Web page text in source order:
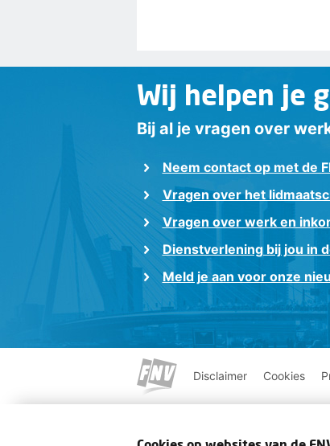
Wij helpen je
Bij al je vragen over
Neem contact op met de
Vragen over het
Vragen over werk en
Dienstverlening bij jou in
Meld je aan voor onze
Disclaimer Cookies